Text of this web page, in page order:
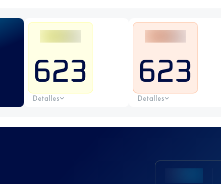
623
Detalles
623
Detalles